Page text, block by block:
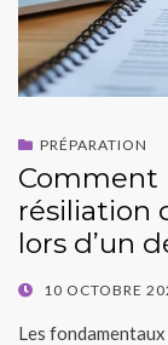
PRÉPARATION
Comment
résiliation
lors d’un
POSTED
10 OCTOBRE
Les